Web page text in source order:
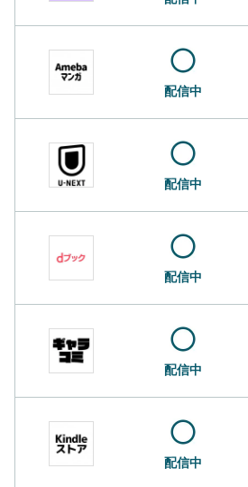
配信中
配信中
配信中
配信中
配信中